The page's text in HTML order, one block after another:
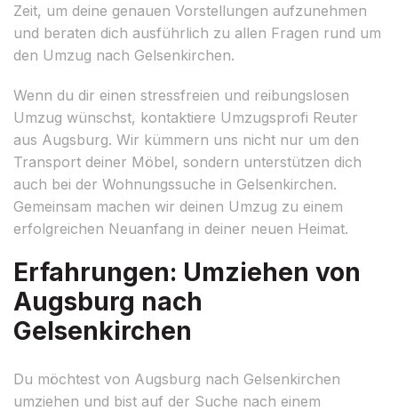
Zeit, um deine genauen Vorstellungen aufzunehmen
und beraten dich ausführlich zu allen Fragen rund um
den Umzug nach Gelsenkirchen.
Wenn du dir einen stressfreien und reibungslosen
Umzug wünschst, kontaktiere Umzugsprofi Reuter
aus Augsburg. Wir kümmern uns nicht nur um den
Transport deiner Möbel, sondern unterstützen dich
auch bei der Wohnungssuche in Gelsenkirchen.
Gemeinsam machen wir deinen Umzug zu einem
erfolgreichen Neuanfang in deiner neuen Heimat.
Erfahrungen: Umziehen von
Augsburg nach
Gelsenkirchen
Du möchtest von Augsburg nach Gelsenkirchen
umziehen und bist auf der Suche nach einem